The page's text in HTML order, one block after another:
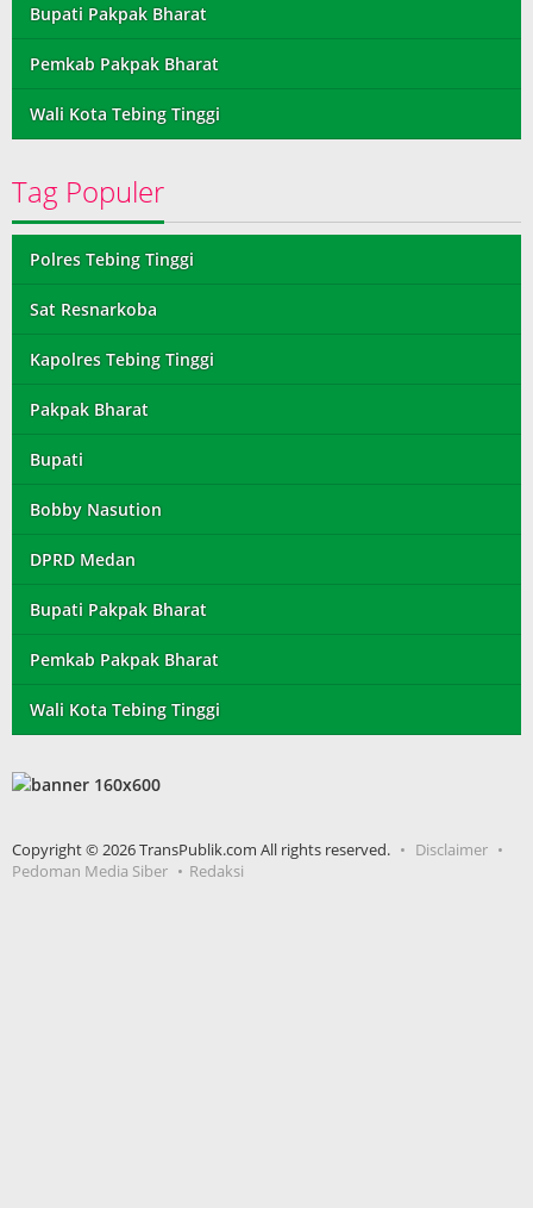
Bupati Pakpak Bharat
Pemkab Pakpak Bharat
Wali Kota Tebing Tinggi
Tag Populer
Polres Tebing Tinggi
Sat Resnarkoba
Kapolres Tebing Tinggi
Pakpak Bharat
Bupati
Bobby Nasution
DPRD Medan
Bupati Pakpak Bharat
Pemkab Pakpak Bharat
Wali Kota Tebing Tinggi
Copyright © 2026 TransPublik.com All rights reserved.
Disclaimer
Pedoman Media Siber
Redaksi